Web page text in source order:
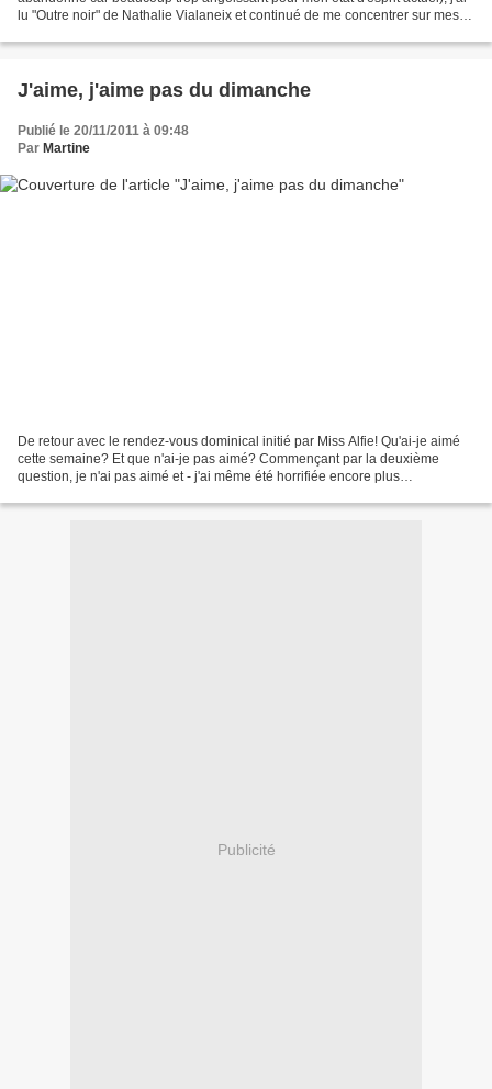
lu "Outre noir" de Nathalie Vialaneix et continué de me concentrer sur mes
J'aime, j'aime pas du dimanche
Publié le 20/11/2011 à 09:48
Par Martine
De retour avec le rendez-vous dominical initié par Miss Alfie! Qu'ai-je aimé
cette semaine? Et que n'ai-je pas aimé? Commençant par la deuxième
question, je n'ai pas aimé et - j'ai même été horrifiée encore plus
Publicité